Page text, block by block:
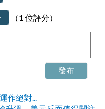
（1 位評分）
發布
作絕對...